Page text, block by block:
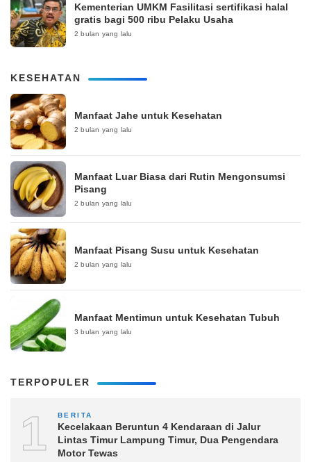
Kementerian UMKM Fasilitasi sertifikasi halal
gratis bagi 500 ribu Pelaku Usaha
2 bulan yang lalu
KESEHATAN
Manfaat Jahe untuk Kesehatan
2 bulan yang lalu
Manfaat Luar Biasa dari Rutin Mengonsumsi
Pisang
2 bulan yang lalu
Manfaat Pisang Susu untuk Kesehatan
2 bulan yang lalu
Manfaat Mentimun untuk Kesehatan Tubuh
3 bulan yang lalu
TERPOPULER
1 BERITA
Kecelakaan Beruntun 4 Kendaraan di Jalur
Lintas Timur Lampung Timur, Dua Pengendara
Motor Tewas